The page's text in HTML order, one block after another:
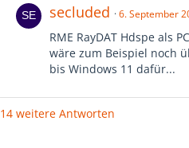
secluded 6. September
RME RayDAT Hdspe als
wäre zum Beispiel noch
bis Windows 11 dafür...
14 weitere Antworten